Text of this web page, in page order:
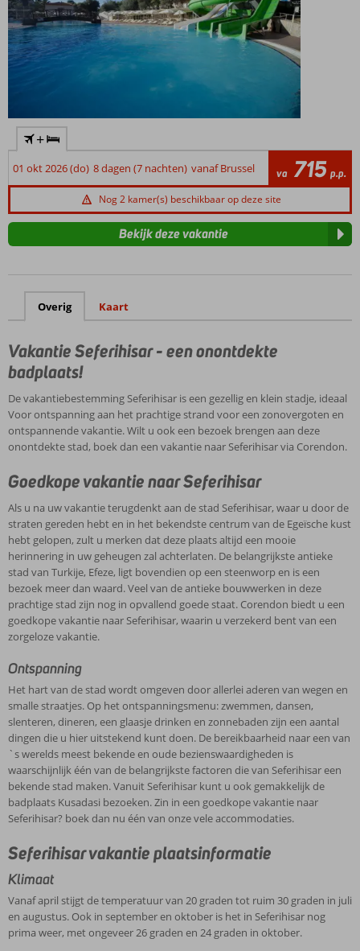
stadscentra.
+
01 okt 2026 (do) 8 dagen (7 nachten) vanaf Brussel va 715 p.p.
Nog 2 kamer(s) beschikbaar op deze site
Bekijk deze vakantie
Overig Kaart
Vakantie Seferihisar - een onontdekte
badplaats!
De vakantiebestemming Seferihisar is een gezellig en klein stadje, ideaal
Voor ontspanning aan het prachtige strand voor een zonovergoten en
ontspannende vakantie. Wilt u ook een bezoek brengen aan deze
onontdekte stad, boek dan een vakantie naar Seferihisar via Corendon.
Goedkope vakantie naar Seferihisar
Als u na uw vakantie terugdenkt aan de stad Seferihisar, waar u door de
straten gereden hebt en in het bekendste centrum van de Egeïsche kust
hebt gelopen, zult u merken dat deze plaats altijd een mooie
herinnering in uw geheugen zal achterlaten. De belangrijkste antieke
stad van Turkije, Efeze, ligt bovendien op een steenworp en is een
bezoek meer dan waard. Veel van de antieke bouwwerken in deze
prachtige stad zijn nog in opvallend goede staat. Corendon biedt u een
goedkope vakantie naar Seferihisar, waarin u verzekerd bent van een
zorgeloze vakantie.
Ontspanning
Het hart van de stad wordt omgeven door allerlei aderen van wegen en
smalle straatjes. Op het ontspanningsmenu: zwemmen, dansen,
slenteren, dineren, een glaasje drinken en zonnebaden zijn een aantal
dingen die u hier uitstekend kunt doen. De bereikbaarheid naar een van
`s werelds meest bekende en oude bezienswaardigheden is
waarschijnlijk één van de belangrijkste factoren die van Seferihisar een
bekende stad maken. Vanuit Seferihisar kunt u ook gemakkelijk de
badplaats Kusadasi bezoeken. Zin in een goedkope vakantie naar
Seferihisar? boek dan nu één van onze vele accommodaties.
Seferihisar vakantie plaatsinformatie
Klimaat
Vanaf april stijgt de temperatuur van 20 graden tot ruim 30 graden in juli
en augustus. Ook in september en oktober is het in Seferihisar nog
prima weer, met ongeveer 26 graden en 24 graden in oktober.